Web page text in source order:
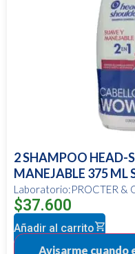
2 SHAMPOO HEAD-
MANEJABLE 375 ML
Laboratorio:PROCTER &
$37.600
Añadir al carrito